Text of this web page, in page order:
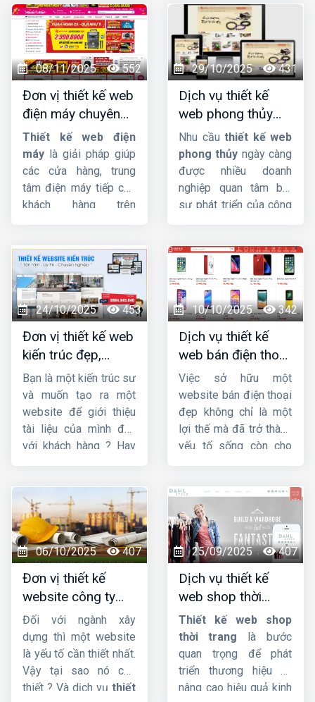
hàng tiềm năng và hỗ
trợ quản lý dịch vụ một
cách chuyên nghiệp,
tiện lợi. Tại sao chú
trọng đầu tư vào
website spa, thẩm mỹ
viện? CùngCông ty
HIGkhám phá nhé.
bạn tiếp cận khách
hàng tiềm năng một
cách dễ dàng, website
còn là công cụ đắc lực
để xây dựng thương
hiệu và tăng doanh thu
cho cửa hàng hoa của
bạn.
08/11/2025 552
Đơn vị thiết kế web
điện máy chuyên
nghiệp, chuẩn SEO,
giá tốt
Thiết kế web điện
máy là giải pháp giúp
các cửa hàng, trung
tâm điện máy tiếp cận
khách hàng trên
nhanh chóng.Công ty
HIGvới kinh nghiệm
hơn 10 năm trong lĩnh
vực thiết kế website,
chúng tôi đảm bảo
mang sự hài lòng cho
quý khách về chất
lượng dịch vụ.
29/10/2025 431
Dịch vụ thiết kế
web phong thủy
đẹp, chuyên
nghiệp, chuẩn SEO
Nhu cầuthiết kế web
phong thủy ngày càng
được nhiều doanh
nghiệp quan tâm bởi
sự phát triển của công
bạn tìm hiểuthiết kế
website phong thủy
là gì ? Tầm quan trọng
và yêu cầu của thiết kế
website theo phong
thủy.
24/10/2025 453
Đơn vị thiết kế web
kiến trúc đẹp,
chuyên nghiệp,
chuẩn SEO
Bạn là một kiến trúc sư
và muốn tạo ra một
website để giới thiệu
tài liệu của mình đến
với khách hàng ? Hay
web kiến trúc
chuyên
nghiệp, uy tín ? Vậy thì
hãy theo dõi ngay bài
viết này củaCông ty
HIG.
10/10/2025 342
Dịch vụ thiết kế
web bán điện thoại
chuyên nghiệp giúp
tăng doanh số
Việc sở hữu một
website bán điện thoại
đẹp không chỉ là một
lợi thế mà đã trở thành
yếu tố sống còn cho
chuỗi bán lẻ lớn. Một
thiết kế web bán điện
thoạichuyên nghiệp,
ấn tượng và tối ưu hóa
trải nghiệm người dùng
sẽ là cầu nối vững
chắc giữa thương hiệu
của bạn và khách hàng
tiềm năng, giúp bạn
bứt phá doanh số và
khẳng định vị thế trên
thị trường.
06/10/2025 407
Đơn vị thiết kế
website công ty
xây dựng chuyên
nghiệp, chuẩn SEO
Đối với ngành xây
dựng thì một website
là yếu tố cần thiết nhất.
Vậy tại sao nó cần
thiết ? Và dịch vụ thiết
25/09/2025 407
Dịch vụ thiết kế
web shop thời
trang đẹp, ấn
tượng, chuyên
nghiệp
Thiết kế web shop
thời trang là bước
quan trọng để phát
triển thương hiệu và
nâng cao hiệu quả kinh